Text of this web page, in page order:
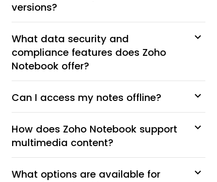
versions?
What data security and
compliance features does Zoho
Notebook offer?
Can I access my notes offline?
How does Zoho Notebook support
multimedia content?
What options are available for